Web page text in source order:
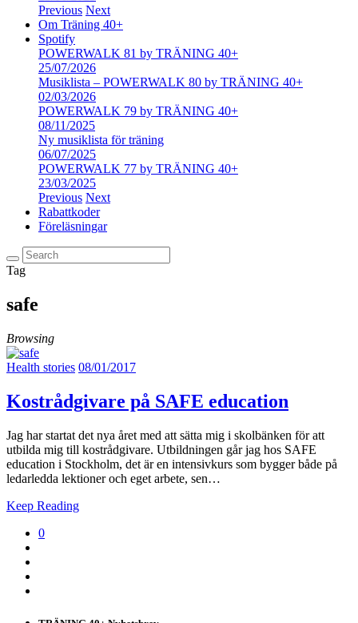
Previous Next
Om Träning 40+
Spotify
POWERWALK 81 by TRÄNING 40+
25/07/2026
Musiklista – POWERWALK 80 by TRÄNING 40+
02/03/2026
POWERWALK 79 by TRÄNING 40+
08/11/2025
Ny musiklista för träning
06/07/2025
POWERWALK 77 by TRÄNING 40+
23/03/2025
Previous Next
Rabattkoder
Föreläsningar
Tag
safe
Browsing
Health stories 08/01/2017
Kostrådgivare på SAFE education
Jag har startat det nya året med att sätta mig i skolbänken för att
utbilda mig till kostrådgivare. Utbildningen går jag hos SAFE
education i Stockholm, det är en intensivkurs som bygger både på
ledarledda lektioner och eget arbete, sen…
Keep Reading
0